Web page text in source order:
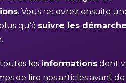
. Vous recevrez ensuite
qu’à suivre les
les informations dont
de lire nos articles avant de